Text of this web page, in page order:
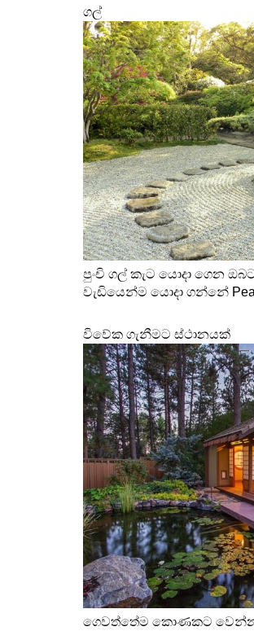
ගල්
පුංචි ගල් කැට යොදා ගෙන
වැඩියෙන්ම යොදා ගන්නේ
විවේක ගැනීමට ස්ථානයක්
ගෙවත්තේම කොණකට වෙන්න